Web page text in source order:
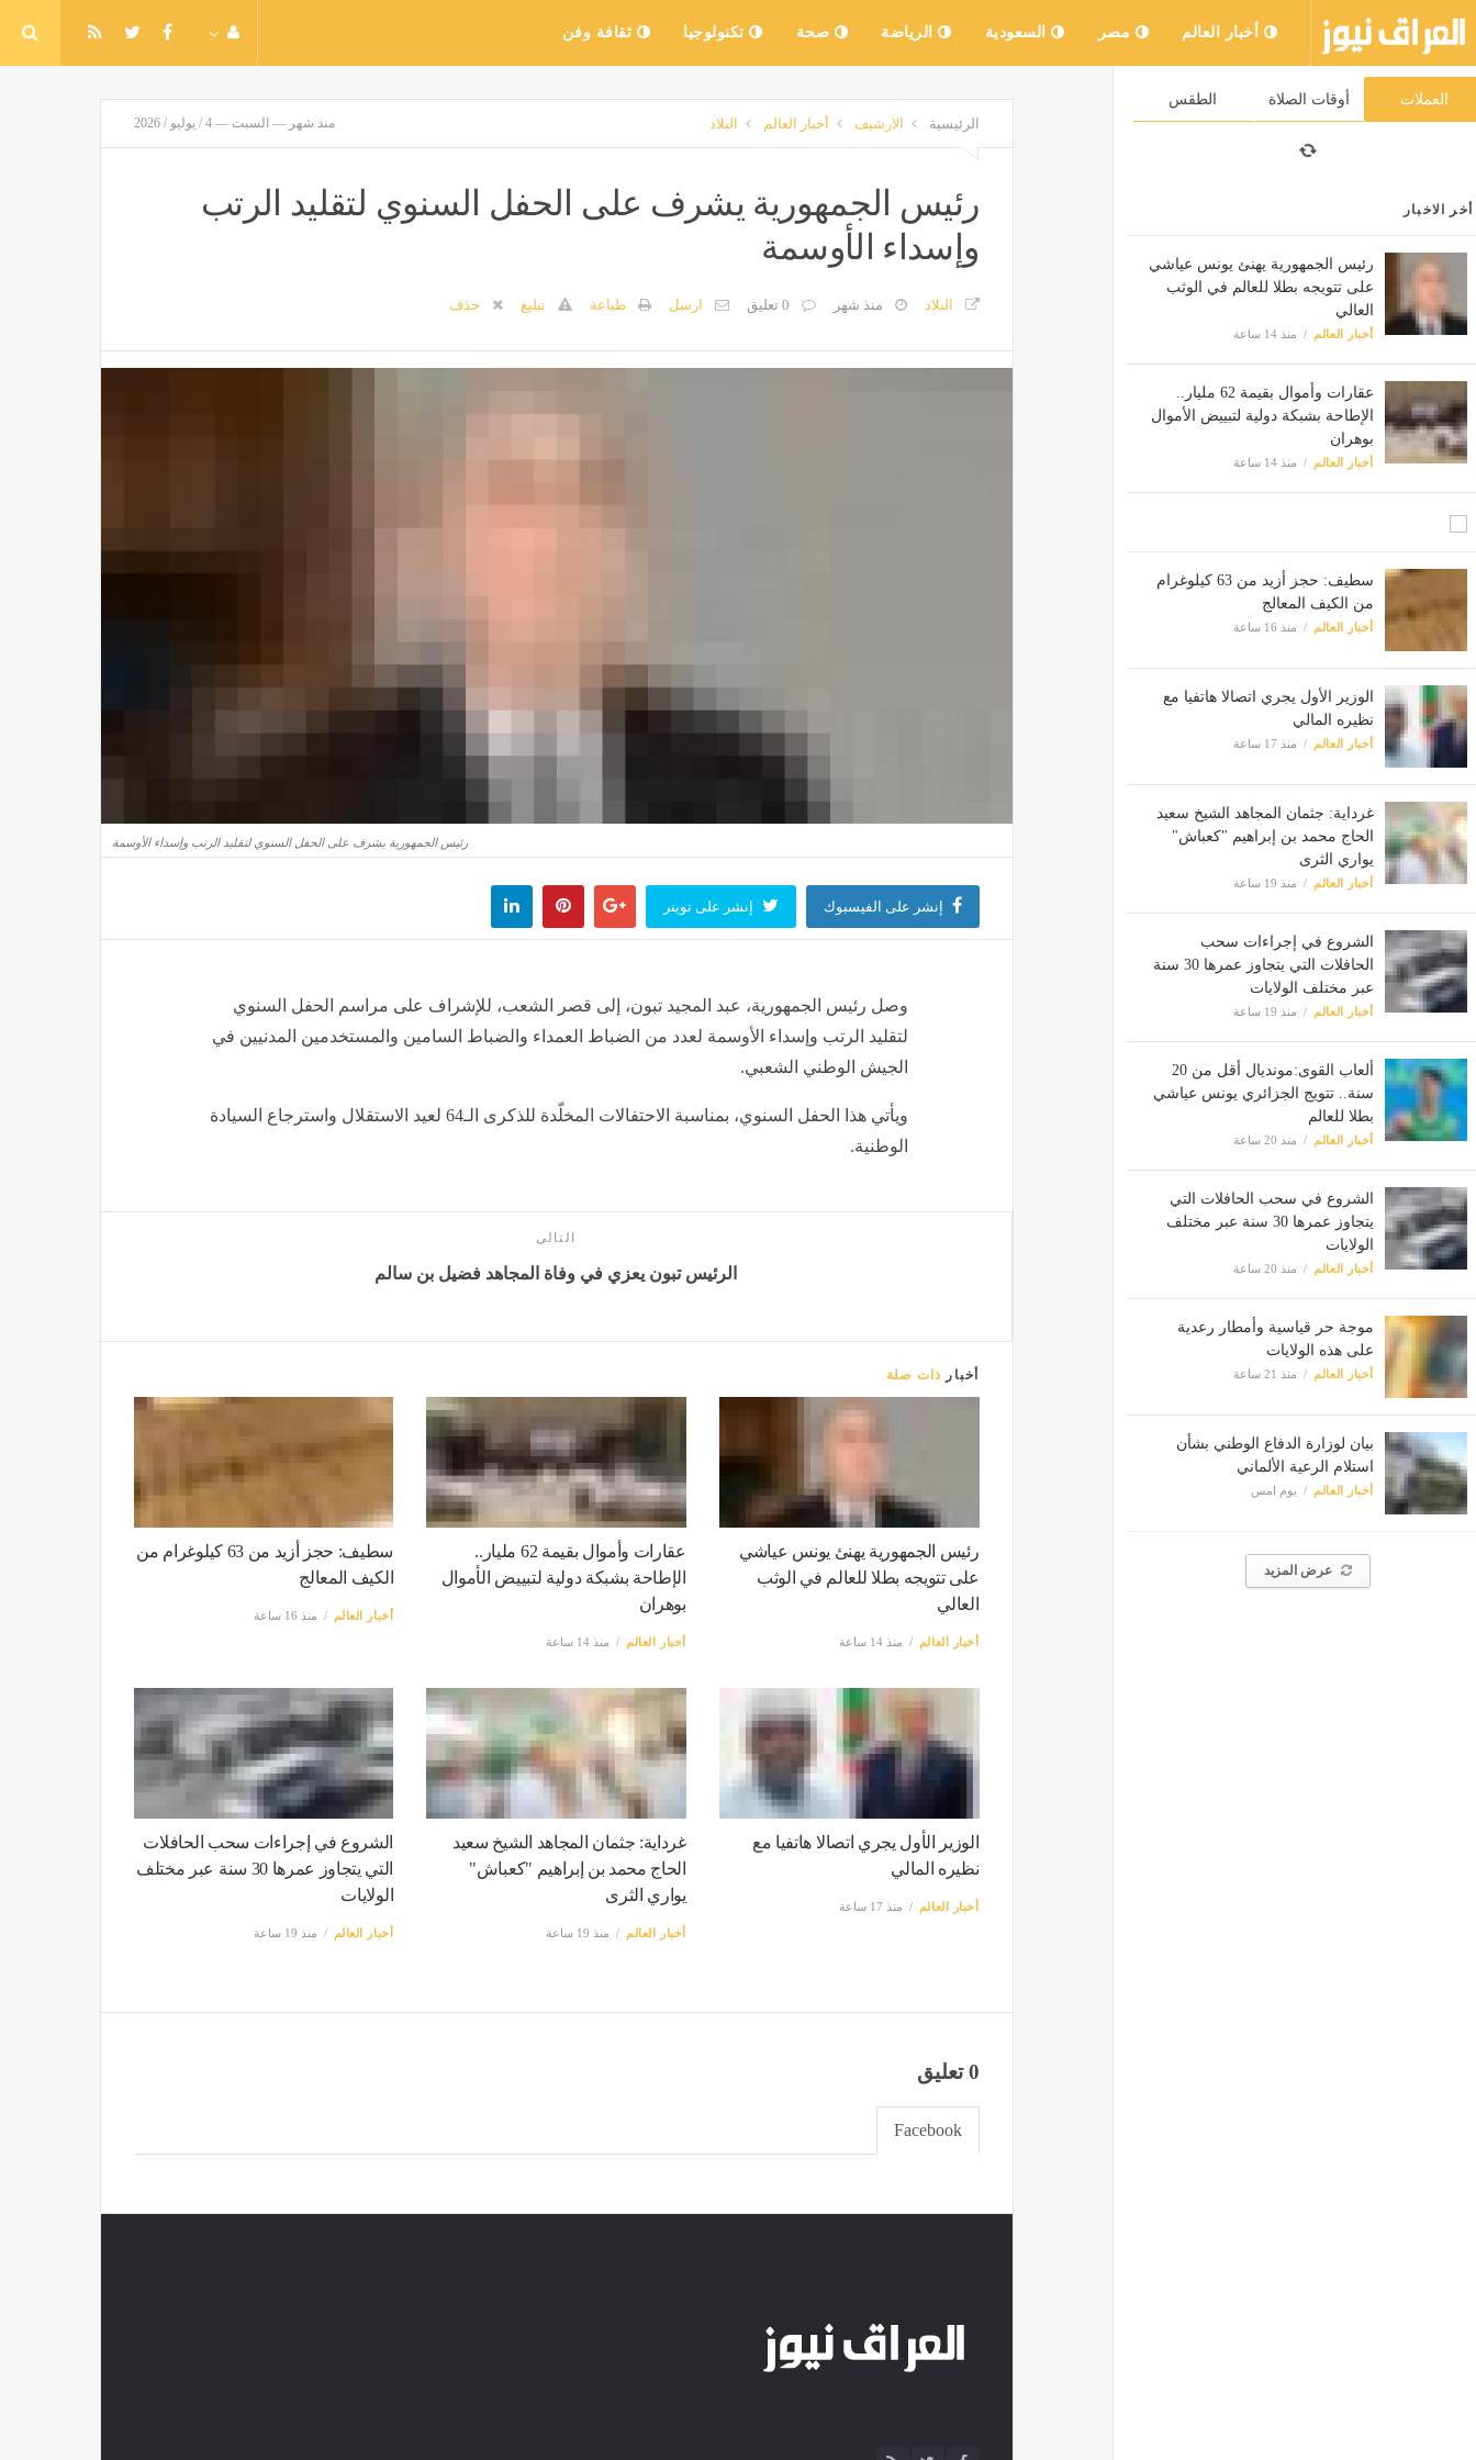
أخبار العالم مصر السعودية الرياضة صحة تكنولوجيا ثقافة وفن
العملات أوقات الصلاة الطقس
أخر الاخبار
رئيس الجمهورية يهنئ يونس عياشي
على تتويجه بطلا للعالم في الوثب
العالي
أخبار العالم منذ 14 ساعة
عقارات وأموال بقيمة 62 مليار..
الإطاحة بشبكة دولية لتبييض الأموال
بوهران
أخبار العالم منذ 14 ساعة
سطيف: حجز أزيد من 63 كيلوغرام
من الكيف المعالج
أخبار العالم منذ 16 ساعة
الوزير الأول يجري اتصالا هاتفيا مع
نظيره المالي
أخبار العالم منذ 17 ساعة
غرداية: جثمان المجاهد الشيخ سعيد
الحاج محمد بن إبراهيم "كعباش"
يواري الثرى
أخبار العالم منذ 19 ساعة
الشروع في إجراءات سحب
الحافلات التي يتجاوز عمرها 30 سنة
عبر مختلف الولايات
أخبار العالم منذ 19 ساعة
ألعاب القوى:مونديال أقل من 20
سنة.. تتويج الجزائري يونس عياشي
بطلا للعالم
أخبار العالم منذ 20 ساعة
الشروع في سحب الحافلات التي
يتجاوز عمرها 30 سنة عبر مختلف
الولايات
أخبار العالم منذ 20 ساعة
موجة حر قياسية وأمطار رعدية
على هذه الولايات
أخبار العالم منذ 21 ساعة
بيان لوزارة الدفاع الوطني بشأن
استلام الرعية الألماني
أخبار العالم يوم امس
عرض المزيد
الرئيسية الارشيف أخبار العالم البلاد منذ شهر — السبت — 4 / يوليو / 2026
رئيس الجمهورية يشرف على الحفل السنوي لتقليد الرتب
وإسداء الأوسمة
البلاد منذ شهر 0 تعليق ارسل طباعة تبليغ حذف
رئيس الجمهورية يشرف على الحفل السنوي لتقليد الرتب وإسداء الأوسمة
إنشر على الفيسبوك إنشر على تويتر
وصل رئيس الجمهورية، عبد المجيد تبون، إلى قصر الشعب، للإشراف على مراسم الحفل السنوي
لتقليد الرتب وإسداء الأوسمة لعدد من الضباط العمداء والضباط السامين والمستخدمين المدنيين في
الجيش الوطني الشعبي.
ويأتي هذا الحفل السنوي، بمناسبة الاحتفالات المخلّدة للذكرى الـ64 لعيد الاستقلال واسترجاع السيادة
الوطنية.
التالى
الرئيس تبون يعزي في وفاة المجاهد فضيل بن سالم
أخبار ذات صلة
رئيس الجمهورية يهنئ يونس عياشي
على تتويجه بطلا للعالم في الوثب
العالي
أخبار العالم منذ 14 ساعة
عقارات وأموال بقيمة 62 مليار..
الإطاحة بشبكة دولية لتبييض الأموال
بوهران
أخبار العالم منذ 14 ساعة
سطيف: حجز أزيد من 63 كيلوغرام من
الكيف المعالج
أخبار العالم منذ 16 ساعة
الوزير الأول يجري اتصالا هاتفيا مع
نظيره المالي
أخبار العالم منذ 17 ساعة
غرداية: جثمان المجاهد الشيخ سعيد
الحاج محمد بن إبراهيم "كعباش"
يواري الثرى
أخبار العالم منذ 19 ساعة
الشروع في إجراءات سحب الحافلات
التي يتجاوز عمرها 30 سنة عبر مختلف
الولايات
أخبار العالم منذ 19 ساعة
0 تعليق
Facebook